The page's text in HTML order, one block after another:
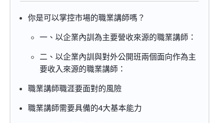
你是可以掌控市場的職業講師嗎？
一、以企業內訓為主要營收來源的職業講師：
二、以企業內訓與對外公開班兩個面向作為主
要收入來源的職業講師：
職業講師職涯要面對的風險
職業講師需要具備的4大基本能力